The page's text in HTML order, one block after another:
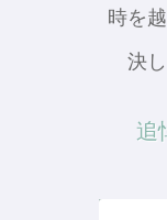
時を
決
追